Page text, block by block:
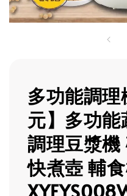
多功能調理
元】多功
調理豆漿機
快煮壺 輔